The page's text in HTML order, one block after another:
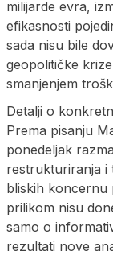
milijarde evra,
efikasnosti
sada nisu bile
geopolitičke
smanjenjem
Detalji o
Prema pisanju
ponedeljak
restrukturiranja i
bliskih koncernu
prilikom nisu
samo o
rezultati nove